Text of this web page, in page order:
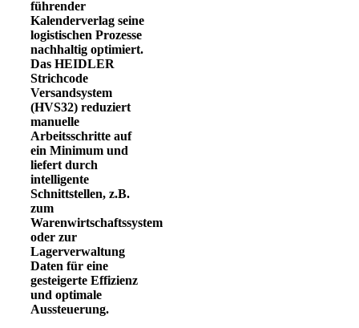
führender
Kalenderverlag seine
logistischen Prozesse
nachhaltig optimiert.
Das HEIDLER
Strichcode
Versandsystem
(HVS32) reduziert
manuelle
Arbeitsschritte auf
ein Minimum und
liefert durch
intelligente
Schnittstellen, z.B.
zum
Warenwirtschaftssystem
oder zur
Lagerverwaltung
Daten für eine
gesteigerte Effizienz
und optimale
Aussteuerung.